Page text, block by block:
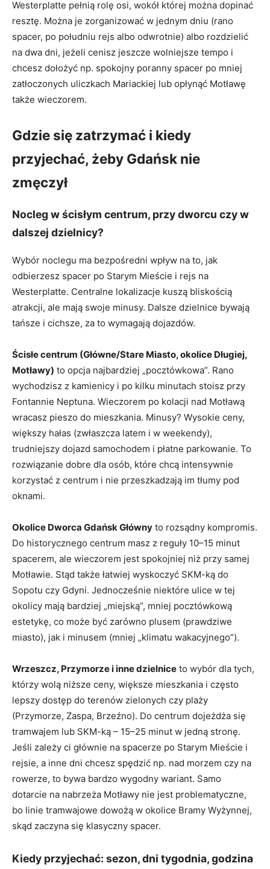
Westerplatte pełnią rolę osi, wokół której można dopinać
resztę. Można je zorganizować w jednym dniu (rano
spacer, po południu rejs albo odwrotnie) albo rozdzielić
na dwa dni, jeżeli cenisz jeszcze wolniejsze tempo i
chcesz dołożyć np. spokojny poranny spacer po mniej
zatłoczonych uliczkach Mariackiej lub opłynąć Motławę
także wieczorem.
Gdzie się zatrzymać i kiedy
przyjechać, żeby Gdańsk nie
zmęczył
Nocleg w ścisłym centrum, przy dworcu czy w
dalszej dzielnicy?
Wybór noclegu ma bezpośredni wpływ na to, jak
odbierzesz spacer po Starym Mieście i rejs na
Westerplatte. Centralne lokalizacje kuszą bliskością
atrakcji, ale mają swoje minusy. Dalsze dzielnice bywają
tańsze i cichsze, za to wymagają dojazdów.
Ścisłe centrum (Główne/Stare Miasto, okolice Długiej,
Motławy) to opcja najbardziej „pocztówkowa”. Rano
wychodzisz z kamienicy i po kilku minutach stoisz przy
Fontannie Neptuna. Wieczorem po kolacji nad Motławą
wracasz pieszo do mieszkania. Minusy? Wysokie ceny,
większy hałas (zwłaszcza latem i w weekendy),
trudniejszy dojazd samochodem i płatne parkowanie. To
rozwiązanie dobre dla osób, które chcą intensywnie
korzystać z centrum i nie przeszkadzają im tłumy pod
oknami.
Okolice Dworca Gdańsk Główny to rozsądny kompromis.
Do historycznego centrum masz z reguły 10–15 minut
spacerem, ale wieczorem jest spokojniej niż przy samej
Motławie. Stąd także łatwiej wyskoczyć SKM-ką do
Sopotu czy Gdyni. Jednocześnie niektóre ulice w tej
okolicy mają bardziej „miejską”, mniej pocztówkową
estetykę, co może być zarówno plusem (prawdziwe
miasto), jak i minusem (mniej „klimatu wakacyjnego”).
Wrzeszcz, Przymorze i inne dzielnice to wybór dla tych,
którzy wolą niższe ceny, większe mieszkania i często
lepszy dostęp do terenów zielonych czy plaży
(Przymorze, Zaspa, Brzeźno). Do centrum dojeżdża się
tramwajem lub SKM-ką – 15–25 minut w jedną stronę.
Jeśli zależy ci głównie na spacerze po Starym Mieście i
rejsie, a inne dni chcesz spędzić np. nad morzem czy na
rowerze, to bywa bardzo wygodny wariant. Samo
dotarcie na nabrzeża Motławy nie jest problematyczne,
bo linie tramwajowe dowożą w okolice Bramy Wyżynnej,
skąd zaczyna się klasyczny spacer.
Kiedy przyjechać: sezon, dni tygodnia, godzina